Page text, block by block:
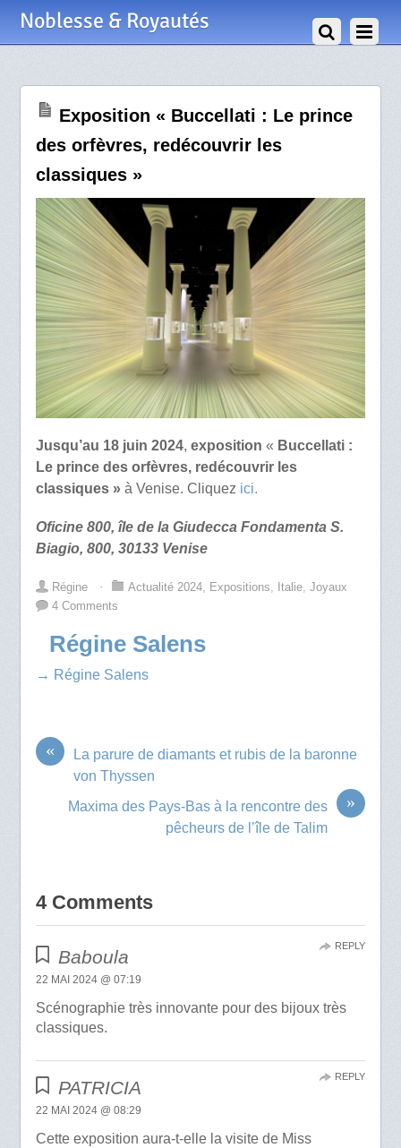
Noblesse & Royautés
Exposition « Buccellati : Le prince
des orfèvres, redécouvrir les
classiques »
Jusqu’au 18 juin 2024, exposition « Buccellati :
Le prince des orfèvres, redécouvrir les
classiques »à Venise. Cliquez ici.
Oficine 800, île de la Giudecca Fondamenta S.
Biagio, 800, 30133 Venise
Régine ⋅ Actualité 2024, Expositions Italie, Joyaux
4 Comments
Régine Salens
→ Régine Salens
«
La parure de diamants et rubis de la baronne
von Thyssen
»
Maxima des Pays-Bas à la rencontre des
pêcheurs de l’île de Talim
4 Comments
Baboula
22 MAI 2024 @ 07:19
Scénographie très innovante pour des bijoux très
classiques.
REPLY
PATRICIA
22 MAI 2024 @ 08:29
Cette exposition aura-t-elle la visite de Miss
REPLY